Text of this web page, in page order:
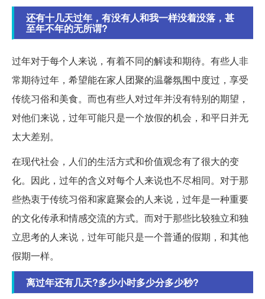
还有十几天过年，有没有人和我一样没着没落，甚
至年不年的无所谓?
过年对于每个人来说，有着不同的解读和期待。有些人非
常期待过年，希望能在家人团聚的温馨氛围中度过，享受
传统习俗和美食。而也有些人对过年并没有特别的期望，
对他们来说，过年可能只是一个放假的机会，和平日并无
太大差别。
在现代社会，人们的生活方式和价值观念有了很大的变
化。因此，过年的含义对每个人来说也不尽相同。对于那
些热衷于传统习俗和家庭聚会的人来说，过年是一种重要
的文化传承和情感交流的方式。而对于那些比较独立和独
立思考的人来说，过年可能只是一个普通的假期，和其他
假期一样。
离过年还有几天?多少小时多少分多少秒?